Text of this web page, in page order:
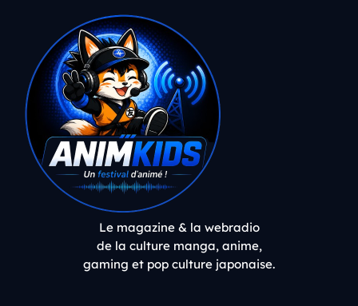
Le magazine & la webradio
de la culture manga, anime,
gaming et pop culture japonaise.